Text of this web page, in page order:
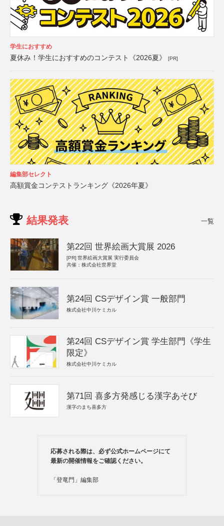
学生におすすめ
夏休み！学生におすすめのコンテスト《2026夏》 [PR]
編集部セレクト
高額賞金コンテストランキング《2026年夏》
結果発表 一覧
第22回 世界絵画大賞展 2026
[PR] 世界絵画大賞展 実行委員会
共催：株式会社世界堂
第24回 CSデザイン賞 一般部門
株式会社中川ケミカル
第24回 CSデザイン賞 学生部門《学生
限定》
株式会社中川ケミカル
第71回 喜多方発感じる漢字あそび
漢字のまち喜多方
応募される際は、必ず公式ホームページにて
最新の開催情報をご確認ください。
「登竜門」編集部